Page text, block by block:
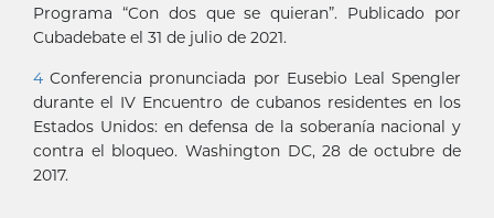
Programa “Con dos que se quieran”. Publicado por
Cubadebate el 31 de julio de 2021.
4 Conferencia pronunciada por Eusebio Leal Spengler
durante el IV Encuentro de cubanos residentes en los
Estados Unidos: en defensa de la soberanía nacional y
contra el bloqueo. Washington DC, 28 de octubre de
2017.